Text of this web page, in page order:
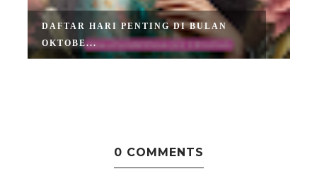
DAFTAR HARI PENTING DI BULAN
OKTOBE...
0 COMMENTS